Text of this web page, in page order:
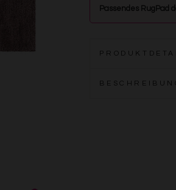
Passendes RugPad